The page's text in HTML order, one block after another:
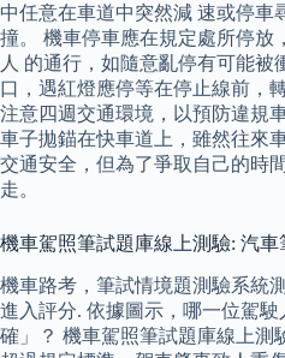
中任意在車道中突然減 速或停車
撞。 機車停車應在規定處所停放
人 的通行，如隨意亂停有可能被
口，遇紅燈應停等在停止線前，
注意四週交通環境，以預防違規
車子拋錨在快車道上，雖然往來
交通安全，但為了爭取自己的時
走。
機車駕照筆試題庫線上測驗: 汽
機車路考，筆試情境題測驗系統
進入評分. 依據圖示，哪一位駕
確」？ 機車駕照筆試題庫線上測